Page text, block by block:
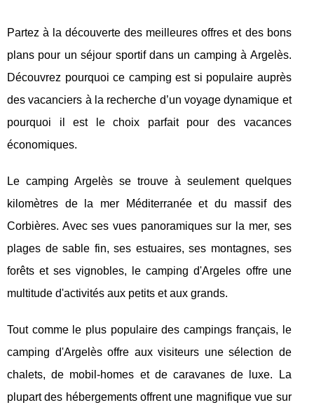
Partez à la découverte des meilleures offres et des bons
plans pour un séjour sportif dans un camping à Argelès.
Découvrez pourquoi ce camping est si populaire auprès
des vacanciers à la recherche d’un voyage dynamique et
pourquoi il est le choix parfait pour des vacances
économiques.
Le camping Argelès se trouve à seulement quelques
kilomètres de la mer Méditerranée et du massif des
Corbières. Avec ses vues panoramiques sur la mer, ses
plages de sable fin, ses estuaires, ses montagnes, ses
forêts et ses vignobles, le camping d'Argeles offre une
multitude d'activités aux petits et aux grands.
Tout comme le plus populaire des campings français, le
camping d'Argelès offre aux visiteurs une sélection de
chalets, de mobil-homes et de caravanes de luxe. La
plupart des hébergements offrent une magnifique vue sur